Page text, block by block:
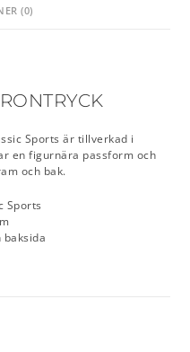
(0)
Sports är tillverkad i
en figurnära passform och
och bak.
Sports